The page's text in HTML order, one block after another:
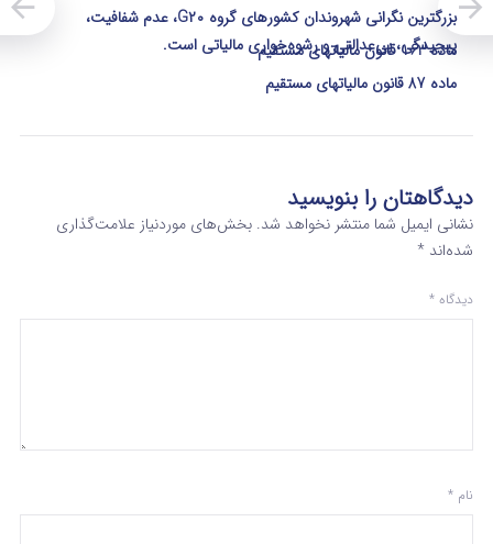
بزرگترین نگرانی شهروندان کشورهای گروه G۲۰، عدم شفافیت،
پیچیدگی، بی‌عدالتی و رشوه‌خواری مالیاتی است.
ماده 163 قانون مالیاتهای مستقیم
ماده 87 قانون مالیاتهای مستقیم
دیدگاهتان را بنویسید
نشانی ایمیل شما منتشر نخواهد شد. بخش‌های موردنیاز علامت‌گذاری
شده‌اند *
دیدگاه *
نام *